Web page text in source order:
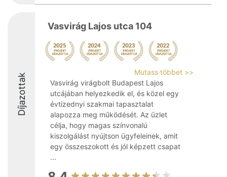
Díjazottak
Vasvirág Lajos utca 104
Mutass többet >>
Vasvirág virágbolt Budapest Lajos
utcájában helyezkedik el, és közel egy
évtizednyi szakmai tapasztalat
alapozza meg működését. Az üzlet
célja, hogy magas színvonalú
kiszolgálást nyújtson ügyfeleinek, amit
egy összeszokott és jól képzett csapat
...